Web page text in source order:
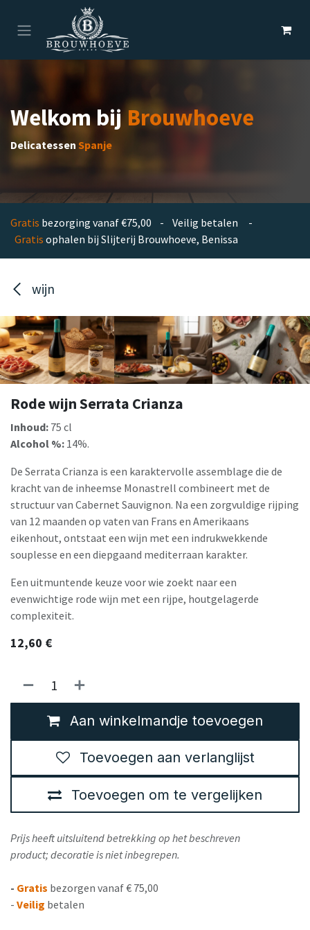
Overslaan naar inhoud
Welkom bijBrouwhoeve
Delicatessen Spanje
Gratis bezorging vanaf €75,00 - Veilig betalen -
Gratis ophalen bij Slijterij Brouwhoeve, Benissa
wijn
Rode wijn Serrata Crianza
Inhoud: 75 cl
Alcohol %: 14%.
De Serrata Crianza is een karaktervolle assemblage die de
kracht van de inheemse Monastrell combineert met de
structuur van Cabernet Sauvignon. Na een zorgvuldige rijping
van 12 maanden op vaten van Frans en Amerikaans
eikenhout, ontstaat een wijn met een indrukwekkende
souplesse en een diepgaand mediterraan karakter.
Een uitmuntende keuze voor wie zoekt naar een
evenwichtige rode wijn met een rijpe, houtgelagerde
complexiteit.
12,60 €
Aan winkelmandje toevoegen
Toevoegen om te vergelijken
Toevoegen aan verlanglijst
Prijs heeft uitsluitend betrekking op het beschreven
product; decoratie is niet inbegrepen.
- Gratis bezorgen vanaf € 75,00
- Veilig betalen